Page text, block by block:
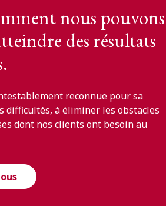
nous pouvons
des résultats
reconnue pour sa
difficultés, à éliminer les obstacles
dont nos clients ont besoin au